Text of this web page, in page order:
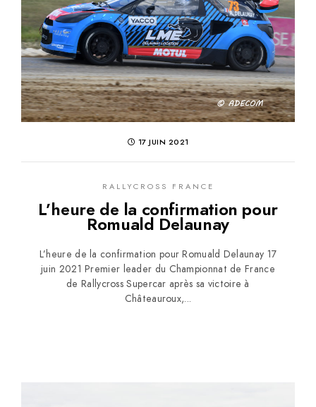
17 JUIN 2021
RALLYCROSS FRANCE
L’heure de la confirmation pour
Romuald Delaunay
L’heure de la confirmation pour Romuald Delaunay 17
juin 2021 Premier leader du Championnat de France
de Rallycross Supercar après sa victoire à
Châteauroux,...